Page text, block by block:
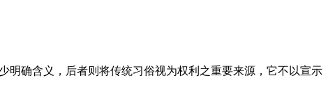
明确含义，后者则将传统习俗视为权利之重要来源，它不以宣示